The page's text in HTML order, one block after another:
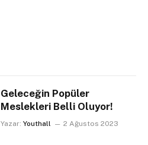
Geleceğin Popüler
Meslekleri Belli Oluyor!
Yazar: Youthall 2 Ağustos 2023